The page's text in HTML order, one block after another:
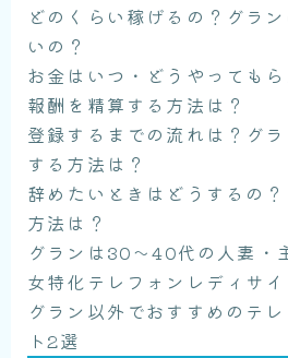
どのくらい稼げるの？グラ
いの？
お金はいつ・どうやっても
報酬を精算する方法は？
登録するまでの流れは？グ
する方法は？
辞めたいときはどうするの
方法は？
グランは30〜40代の人妻・
女特化テレフォンレディサイ
グラン以外でおすすめのテ
ト2選